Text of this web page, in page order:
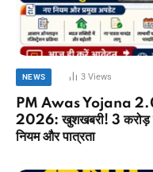
NEWS 3Views
PM Awas Yojana
2026: खुशखबरी! 3 करोड़
नियम और पात्रता